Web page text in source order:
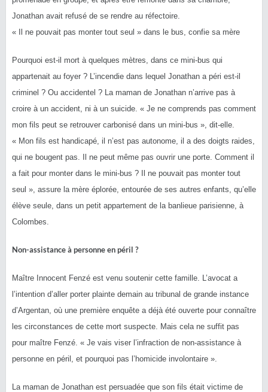
Jonathan avait refusé de se rendre au réfectoire.
« Il ne pouvait pas monter tout seul » dans le bus, confie sa mère
Pourquoi est-il mort à quelques mètres, dans ce mini-bus qui
appartenait au foyer ? L’incendie dans lequel Jonathan a péri est-il
criminel ? Ou accidentel ? La maman de Jonathan n’arrive pas à
croire à un accident, ni à un suicide. « Je ne comprends pas comment
mon fils peut se retrouver carbonisé dans un mini-bus », dit-elle.
« Mon fils est handicapé, il n’est pas autonome, il a des doigts raides,
qui ne bougent pas. Il ne peut même pas ouvrir une porte. Comment il
a fait pour monter dans le mini-bus ? Il ne pouvait pas monter tout
seul », assure la mère éplorée, entourée de ses autres enfants, qu’elle
élève seule, dans un petit appartement de la banlieue parisienne, à
Colombes.
Non-assistance à personne en péril ?
Maître Innocent Fenzé est venu soutenir cette famille. L’avocat a
l’intention d’aller porter plainte demain au tribunal de grande instance
d’Argentan, où une première enquête a déjà été ouverte pour connaître
les circonstances de cette mort suspecte. Mais cela ne suffit pas
pour maître Fenzé. « Je vais viser l’infraction de non-assistance à
personne en péril, et pourquoi pas l’homicide involontaire ».
La maman de Jonathan est persuadée que son fils était victime de